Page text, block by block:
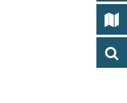
19